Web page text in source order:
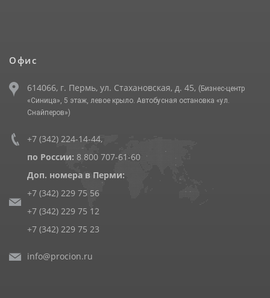
Офис
614066, г. Пермь, ул. Стахановская, д. 45, (Бизнес-центр
«Синица», 5 этаж, левое крыло. Автобусная остановка «ул.
Снайперов»)
+7 (342) 224-14-44,
по России: 8 800 707-61-60
Доп. номера в Перми:
+7 (342) 229 75 56
+7 (342) 229 75 12
+7 (342) 229 75 23
info@procion.ru